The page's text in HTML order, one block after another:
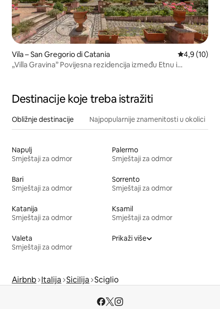
Vila – San Gregorio di Catania Prosječna
4,9 (10)
„Villa Gravina” Povijesna rezidencija između Etnu i
Destinacije koje treba istražiti
Obližnje destinacije Najpopularnije znamenitosti u okolici
Napulj
Smještaji za odmor
Palermo
Smještaji za odmor
Bari
Smještaji za odmor
Sorrento
Smještaji za odmor
Katanija
Smještaji za odmor
Ksamil
Smještaji za odmor
Valeta
Smještaji za odmor
Prikaži više
Airbnb Italija Sicilija Sciglio